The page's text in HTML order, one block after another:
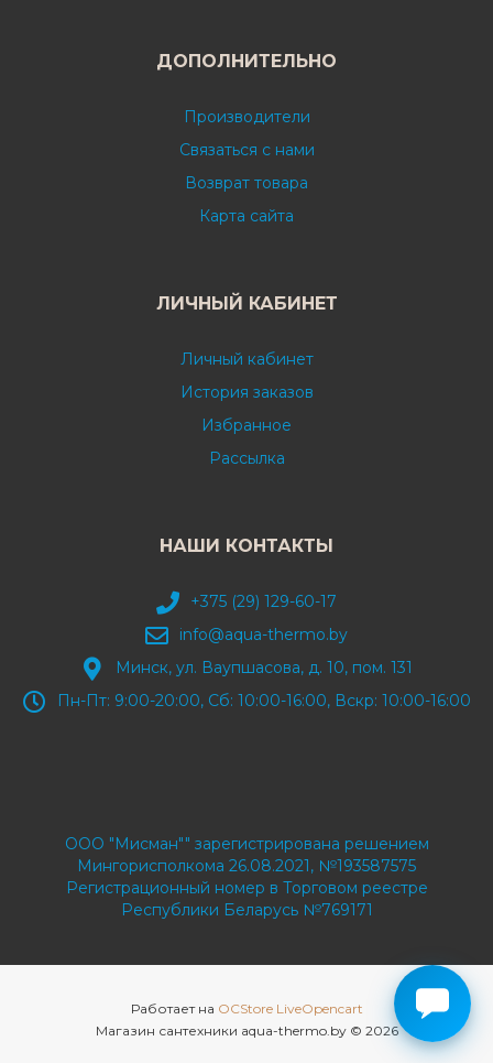
ДОПОЛНИТЕЛЬНО
Производители
Связаться с нами
Возврат товара
Карта сайта
ЛИЧНЫЙ КАБИНЕТ
Личный кабинет
История заказов
Избранное
Рассылка
НАШИ КОНТАКТЫ
+375 (29) 129-60-17
info@aqua-thermo.by
Минск, ул. Ваупшасова, д. 10, пом. 131
Пн-Пт: 9:00-20:00, Сб: 10:00-16:00, Вскр: 10:00-16:00
ООО "Мисман"" зарегистрирована решением
Мингорисполкома 26.08.2021, №193587575
Регистрационный номер в Торговом реестре
Республики Беларусь №769171
Работает на OCStore LiveOpencart
Магазин сантехники aqua-thermo.by © 2026